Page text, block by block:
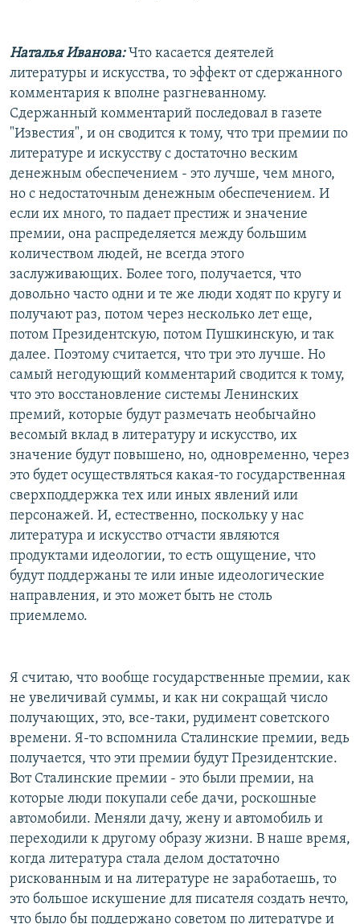
Наталья Иванова:Что касается деятелей
литературы и искусства, то эффект от сдержанного
комментария к вполне разгневанному.
Сдержанный комментарий последовал в газете
"Известия", и он сводится к тому, что три премии по
литературе и искусству с достаточно веским
денежным обеспечением - это лучше, чем много,
но с недостаточным денежным обеспечением. И
если их много, то падает престиж и значение
премии, она распределяется между большим
количеством людей, не всегда этого
заслуживающих. Более того, получается, что
довольно часто одни и те же люди ходят по кругу и
получают раз, потом через несколько лет еще,
потом Президентскую, потом Пушкинскую, и так
далее. Поэтому считается, что три это лучше. Но
самый негодующий комментарий сводится к тому,
что это восстановление системы Ленинских
премий, которые будут размечать необычайно
весомый вклад в литературу и искусство, их
значение будут повышено, но, одновременно, через
это будет осуществляться какая-то государственная
сверхподдержка тех или иных явлений или
персонажей. И, естественно, поскольку у нас
литература и искусство отчасти являются
продуктами идеологии, то есть ощущение, что
будут поддержаны те или иные идеологические
направления, и это может быть не столь
приемлемо.
Я считаю, что вообще государственные премии, как
не увеличивай суммы, и как ни сокращай число
получающих, это, все-таки, рудимент советского
времени. Я-то вспомнила Сталинские премии, ведь
получается, что эти премии будут Президентские.
Вот Сталинские премии - это были премии, на
которые люди покупали себе дачи, роскошные
автомобили. Меняли дачу, жену и автомобиль и
переходили к другому образу жизни. В наше время,
когда литература стала делом достаточно
рискованным и на литературе не заработаешь, то
это большое искушение для писателя создать нечто,
что было бы поддержано советом по литературе и